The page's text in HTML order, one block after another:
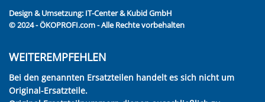
Design & Umsetzung: IT-Center & Kubid GmbH
© 2024 - ÖKOPROFI.com - Alle Rechte vorbehalten
WEITEREMPFEHLEN
Bei den genannten Ersatzteilen handelt es sich nicht um
Original-Ersatzteile.